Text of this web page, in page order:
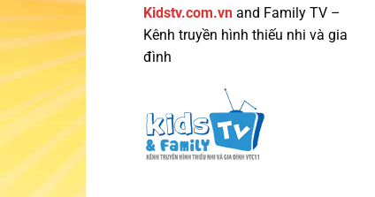
Kidstv.com.vn and Family TV –
Kênh truyền hình thiếu nhi và gia
đình